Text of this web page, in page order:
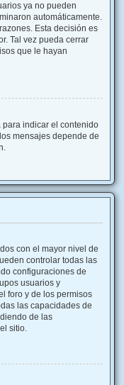
ya no pueden
automáticamente.
Esta decisión es
Tal vez pueda cerrar
que le hayan
indicar el contenido
mensajes depende de
con el mayor nivel de
controlar todas las
configuraciones de
usuarios y
foro y de los permisos
las capacidades de
de las
sitio.